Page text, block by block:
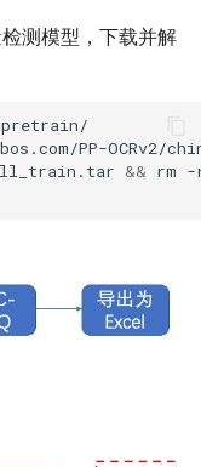
测模型，下载并解
&& rm -